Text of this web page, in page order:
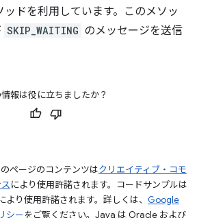
ドを利用しています。このメソッ
SKIP_WAITING のメッセージを送信
情報は役に立ちましたか？
ページのコンテンツはクリエイティブ・コモ
により使用許諾されます。コードサンプルは
より使用許諾されます。詳しくは、 Google
シーをご覧ください。Java は Oracle および